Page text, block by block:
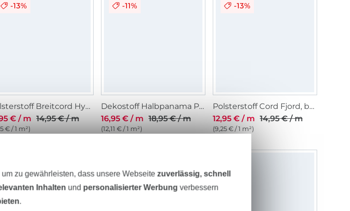
-13%
Polsterstoff Breitcord Hyper, taubenblau
€ / m 14,95 € / m
€ / 1 m²)
-11%
Dekostoff Halbpanama Prärieblumen, wollweiss
16,95 € / m 18,95 € / m
(12,11 € / 1 m²)
-13%
Polsterstoff Cord Fjord, beige
12,95 € / m 14,95 € / m
(9,25 € / 1 m²)
zu gewährleisten, dass unsere Webseitezuverlässig, schnell
Inhalten und personalisierter Werbung verbessern
.